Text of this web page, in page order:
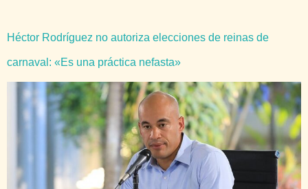
Héctor Rodríguez no autoriza elecciones de reinas de
carnaval: «Es una práctica nefasta»